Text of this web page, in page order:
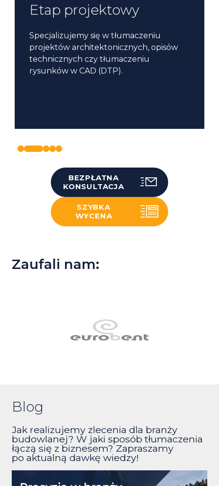
Etap przygotowawczy
Etap projektowy
Specjalizujemy się w tłumaczeniu
projektów architektonicznych, opisów
technicznych czy tłumaczeniu
rysunków w CAD (DTP).
Etap wykonawczy
Etap formalny
Tłumaczenia
zawodowej
BEZPŁATNA
KONSULTACJA
SZYBKA
WYCENA
Zaufali nam:
Blog
Jak realizujemy zlecenia dla branży
budowlanej? W jaki sposób tłumaczenia
łączą się z biznesem? Zapraszamy
po aktualną dawkę wiedzy!